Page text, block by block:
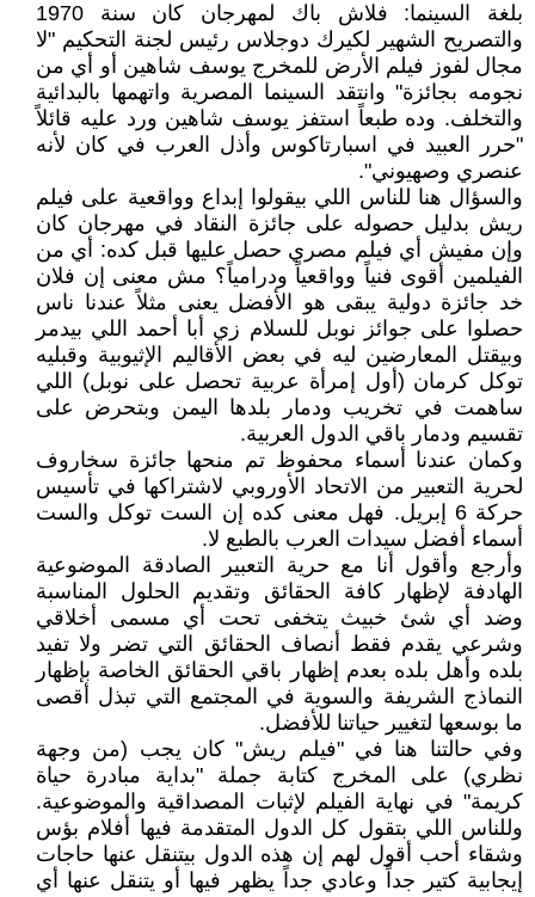
بلغة السينما: فلاش باك لمهرجان كان سنة 1970
والتصريح الشهير لكيرك دوجلاس رئيس لجنة التحكيم "لا
مجال لفوز فيلم الأرض للمخرج يوسف شاهين أو أي من
نجومه بجائزة" وانتقد السينما المصرية واتهمها بالبدائية
والتخلف. وده طبعاً استفز يوسف شاهين ورد عليه قائلاً
"حرر العبيد في اسبارتاكوس وأذل العرب في كان لأنه
عنصري وصهيوني".
والسؤال هنا للناس اللي بيقولوا إبداع وواقعية على فيلم
ريش بدليل حصوله على جائزة النقاد في مهرجان كان
وإن مفيش أي فيلم مصري حصل عليها قبل كده: أي من
الفيلمين أقوى فنياً وواقعياً ودرامياً؟ مش معنى إن فلان
خد جائزة دولية يبقى هو الأفضل يعنى مثلاً عندنا ناس
حصلوا على جوائز نوبل للسلام زي أبا أحمد اللي بيدمر
وبيقتل المعارضين ليه في بعض الأقاليم الإثيوبية وقبليه
توكل كرمان (أول إمرأة عربية تحصل على نوبل) اللي
ساهمت في تخريب ودمار بلدها اليمن وبتحرض على
تقسيم ودمار باقي الدول العربية.
وكمان عندنا أسماء محفوظ تم منحها جائزة سخاروف
لحرية التعبير من الاتحاد الأوروبي لاشتراكها في تأسيس
حركة 6 إبريل. فهل معنى كده إن الست توكل والست
أسماء أفضل سيدات العرب بالطبع لا.
وأرجع وأقول أنا مع حرية التعبير الصادقة الموضوعية
الهادفة لإظهار كافة الحقائق وتقديم الحلول المناسبة
وضد أي شئ خبيث يتخفى تحت أي مسمى أخلاقي
وشرعي يقدم فقط أنصاف الحقائق التي تضر ولا تفيد
بلده وأهل بلده بعدم إظهار باقي الحقائق الخاصة بإظهار
النماذج الشريفة والسوية في المجتمع التي تبذل أقصى
ما بوسعها لتغيير حياتنا للأفضل.
وفي حالتنا هنا في "فيلم ريش" كان يجب (من وجهة
نظري) على المخرج كتابة جملة "بداية مبادرة حياة
كريمة" في نهاية الفيلم لإثبات المصداقية والموضوعية.
وللناس اللي بتقول كل الدول المتقدمة فيها أفلام بؤس
وشقاء أحب أقول لهم إن هذه الدول بيتنقل عنها حاجات
إيجابية كتير جداً وعادي جداً يظهر فيها أو يتنقل عنها أي